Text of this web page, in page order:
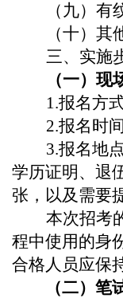
（九）有
（十）其
三、实施
（一）
1.报名方
2.报名时
3.报名地
学历证明、退
张，以及需要
本次招考
程中使用的身
合格人员应保
（二） 笔